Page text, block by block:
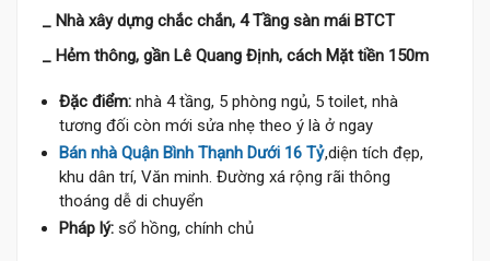
_ Nhà xây dựng chắc chắn, 4 Tầng sàn mái BTCT
_ Hẻm thông, gần Lê Quang Định, cách Mặt tiền 150m
Đặc điểm: nhà 4 tầng, 5 phòng ngủ, 5 toilet, nhà
tương đối còn mới sửa nhẹ theo ý là ở ngay
Bán nhà Quận Bình Thạnh Dưới 16 Tỷ,diện tích đẹp,
khu dân trí, Văn minh. Đường xá rộng rãi thông
thoáng dễ di chuyển
Pháp lý: sổ hồng, chính chủ